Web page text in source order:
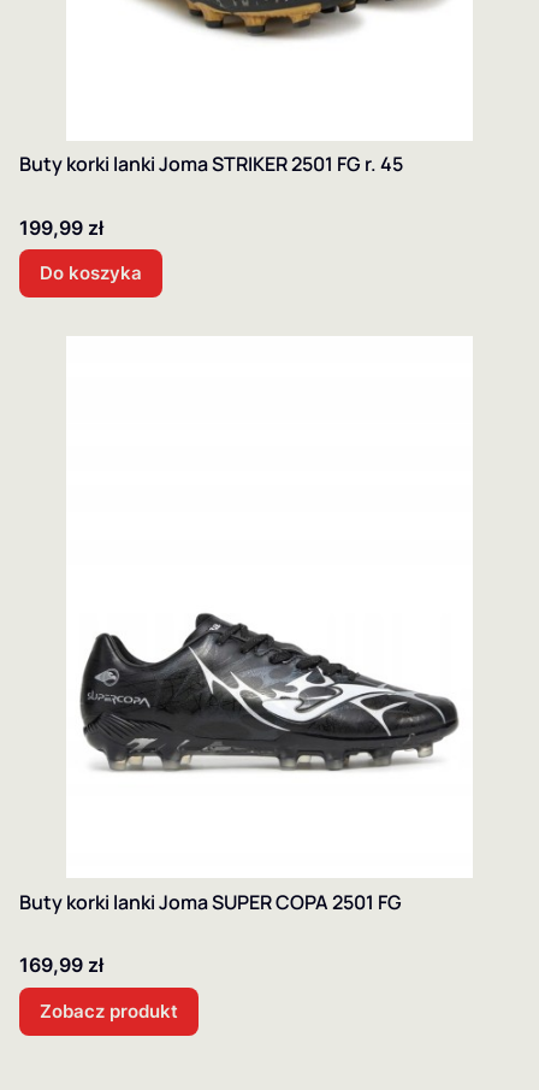
Buty korki lanki Joma STRIKER 2501 FG r. 45
Cena
199,99 zł
Do koszyka
Buty korki lanki Joma SUPER COPA 2501 FG
Cena
169,99 zł
Zobacz produkt